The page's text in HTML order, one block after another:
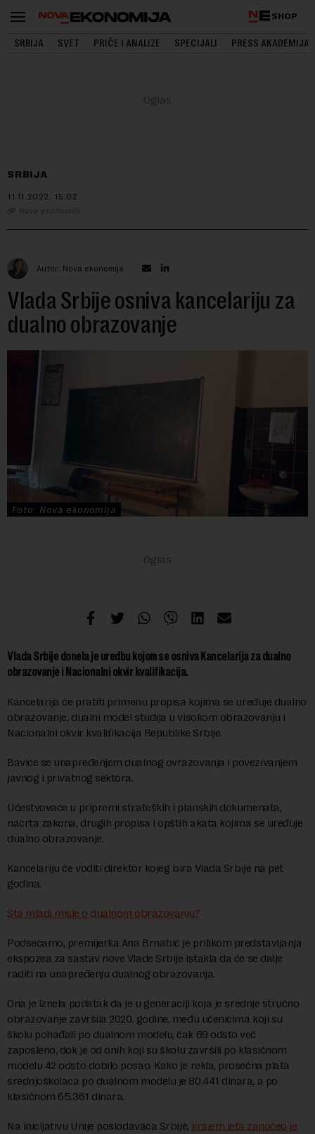
SHOP
SRBIJA SVET PRIČE I ANALIZE SPECIJALI PRESS AKADEMIJA
SRBIJA
11.11.2022. 15:02
Nova ekonomija
Autor: Nova ekonomija
Vlada Srbije osniva kancelariju za
dualno obrazovanje
Foto: Nova ekonomija
Vlada Srbije donela je uredbu kojom se osniva Kancelarija za dualno
obrazovanje i Nacionalni okvir kvalifikacija.
Kancelarija će pratiti primenu propisa kojima se uređuje dualno
obrazovanje, dualni model studija u visokom obrazovanju i
Nacionalni okvir kvalifikacija Republike Srbije.
Baviće se unapređenjem dualnog ovrazovanja i povezivanjem
javnog i privatnog sektora.
Učestvovaće u pripremi strateških i planskih dokumenata,
nacrta zakona, drugih propisa i opštih akata kojima se uređuje
dualno obrazovanje.
Kancelariju će voditi direktor kojeg bira Vlada Srbije na pet
godina.
Šta mladi misle o dualnom obrazovanju?
Podsećamo, premijerka Ana Brnabić je prilikom predstavljanja
ekspozea za sastav nove Vlade Srbije istakla da će se dalje
raditi na unapređenju dualnog obrazovanja.
Ona je iznela podatak da je u generaciji koja je srednje stručno
obrazovanje završila 2020. godine, među učenicima koji su
školu pohađali po dualnom modelu, čak 69 odsto već
zaposleno, dok je od onih koji su školu završili po klasičnom
modelu 42 odsto dobilo posao. Kako je rekla, prosečna plata
srednjoškolaca po dualnom modelu je 80.441 dinara, a po
klasičnom 65.361 dinara.
Na inicijativu Unije poslodavaca Srbije, krajem leta započeo je